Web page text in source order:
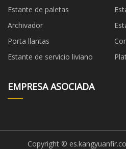
Estante de paletas
Archivador
Porta llantas
Estante de servicio liviano
EMPRESA ASOCIADA
Copyright ©